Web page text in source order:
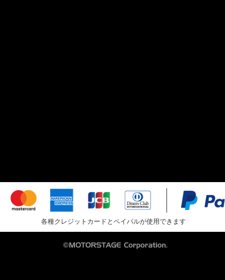
各種クレジットカードとペイパルが使用できます